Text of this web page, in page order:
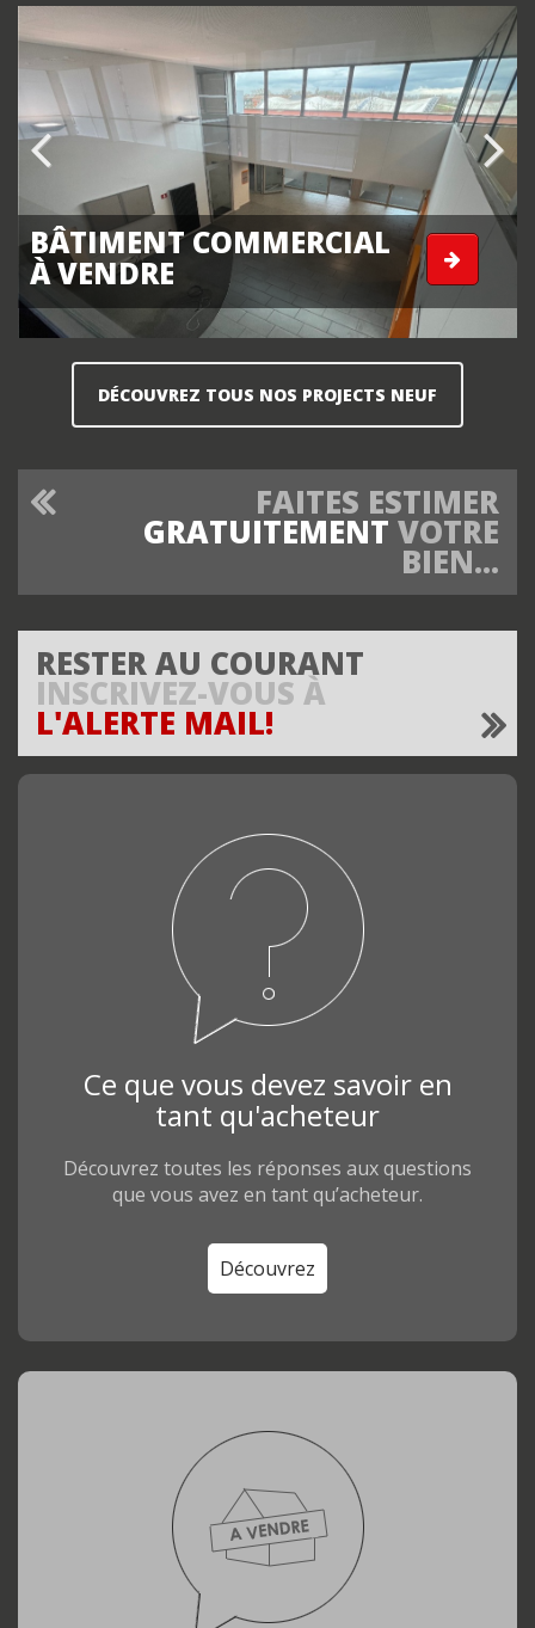
BÂTIMENT COMMERCIAL
À VENDRE
Previous Next
DÉCOUVREZ TOUS NOS PROJECTS NEUF
FAITES ESTIMER
GRATUITEMENT VOTRE
BIEN...
RESTER AU COURANT
INSCRIVEZ-VOUS À
L'ALERTE MAIL!
Ce que vous devez savoir en
tant qu'acheteur
Découvrez toutes les réponses aux questions
que vous avez en tant qu’acheteur.
Découvrez